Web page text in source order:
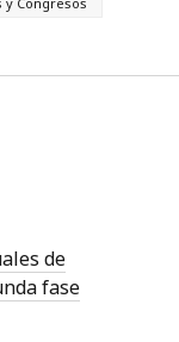
de
fase